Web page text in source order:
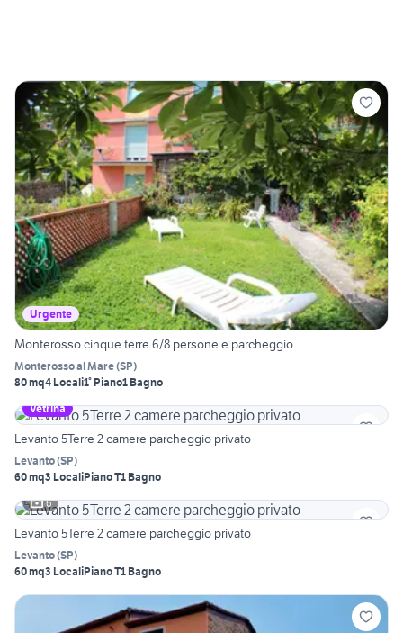
Urgente
Monterosso cinque terre 6/8 persone e parcheggio
Monterosso al Mare(SP)
80 mq4 Locali1° Piano1 Bagno
Vetrina
Levanto 5Terre 2 camere parcheggio privato
Levanto(SP)
60 mq3 LocaliPiano T1 Bagno
6
Levanto 5Terre 2 camere parcheggio privato
Levanto(SP)
60 mq3 LocaliPiano T1 Bagno